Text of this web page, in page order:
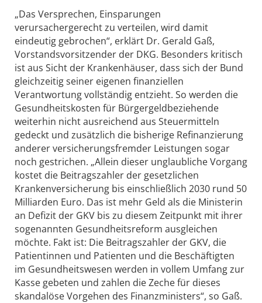
„Das Versprechen, Einsparungen
verursachergerecht zu verteilen, wird damit
eindeutig gebrochen“, erklärt Dr. Gerald Gaß,
Vorstandsvorsitzender der DKG. Besonders kritisch
ist aus Sicht der Krankenhäuser, dass sich der Bund
gleichzeitig seiner eigenen finanziellen
Verantwortung vollständig entzieht. So werden die
Gesundheitskosten für Bürgergeldbeziehende
weiterhin nicht ausreichend aus Steuermitteln
gedeckt und zusätzlich die bisherige Refinanzierung
anderer versicherungsfremder Leistungen sogar
noch gestrichen. „Allein dieser unglaubliche Vorgang
kostet die Beitragszahler der gesetzlichen
Krankenversicherung bis einschließlich 2030 rund 50
Milliarden Euro. Das ist mehr Geld als die Ministerin
an Defizit der GKV bis zu diesem Zeitpunkt mit ihrer
sogenannten Gesundheitsreform ausgleichen
möchte. Fakt ist: Die Beitragszahler der GKV, die
Patientinnen und Patienten und die Beschäftigten
im Gesundheitswesen werden in vollem Umfang zur
Kasse gebeten und zahlen die Zeche für dieses
skandalöse Vorgehen des Finanzministers“, so Gaß.